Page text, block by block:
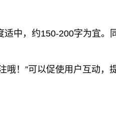
中，约150-200字为宜。
哦！”可以促使用户互动，